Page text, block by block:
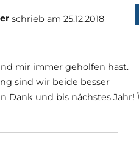
schrieb am 25.12.2018
mir immer geholfen hast.
sind wir beide besser
Dank und bis nächstes Jahr!